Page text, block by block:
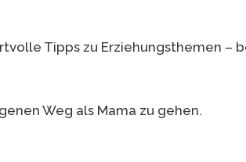
Tipps zu Erziehungsthemen –
Weg als Mama zu gehen.